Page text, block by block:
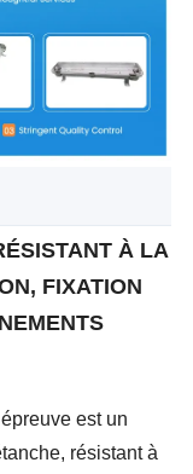
À LA
FIXATION
est un
résistant à